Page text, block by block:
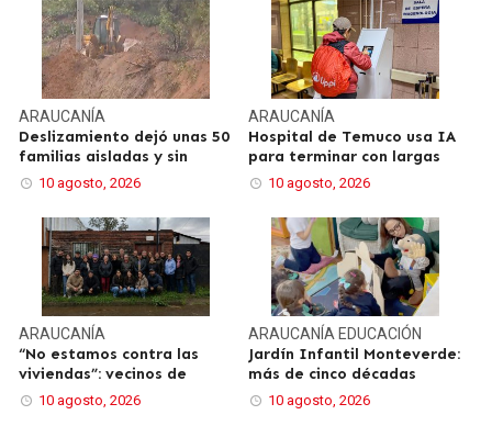
ARAUCANÍA
Deslizamiento dejó unas 50
familias aisladas y sin
10 agosto, 2026
ARAUCANÍA
Hospital de Temuco usa IA
para terminar con largas
10 agosto, 2026
ARAUCANÍA
“No estamos contra las
viviendas”: vecinos de
10 agosto, 2026
ARAUCANÍA EDUCACIÓN
Jardín Infantil Monteverde:
más de cinco décadas
10 agosto, 2026